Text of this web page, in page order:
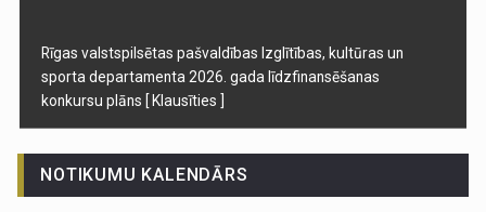
Rīgas valstspilsētas pašvaldības Izglītības, kultūras un
sporta departamenta 2026. gada līdzfinansēšanas
konkursu plāns [ Klausīties ]
NOTIKUMU KALENDĀRS